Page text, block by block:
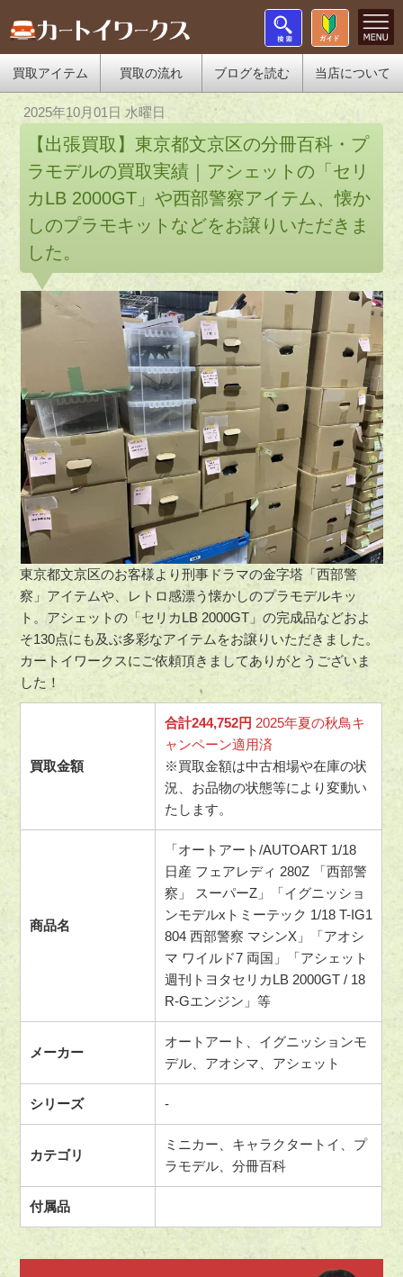
買取アイテム 買取の流れ ブログを読む 当店について
2025年10月01日 水曜日
【出張買取】東京都文京区の分冊百科・プ
ラモデルの買取実績｜アシェットの「セリ
カLB 2000GT」や西部警察アイテム、懐か
しのプラモキットなどをお譲りいただきま
した。
東京都文京区のお客様より刑事ドラマの金字塔「西部警
察」アイテムや、レトロ感漂う懐かしのプラモデルキッ
ト。アシェットの「セリカLB 2000GT」の完成品などおよ
そ130点にも及ぶ多彩なアイテムをお譲りいただきました。
カートイワークスにご依頼頂きましてありがとうございま
した！
買取金額
合計244,752円 2025年夏の秋鳥キ
ャンペーン適用済
※買取金額は中古相場や在庫の状
況、お品物の状態等により変動い
たします。
商品名
「オートアート/AUTOART 1/18
日産 フェアレディ 280Z 「西部警
察」 スーパーZ」「イグニッショ
ンモデルxトミーテック 1/18 T-IG1
804 西部警察 マシンX」「アオシ
マ ワイルド7 両国」「アシェット
週刊トヨタセリカLB 2000GT / 18
R-Gエンジン」等
メーカー
オートアート、イグニッションモ
デル、アオシマ、アシェット
シリーズ -
カテゴリ
ミニカー、キャラクタートイ、プ
ラモデル、分冊百科
付属品